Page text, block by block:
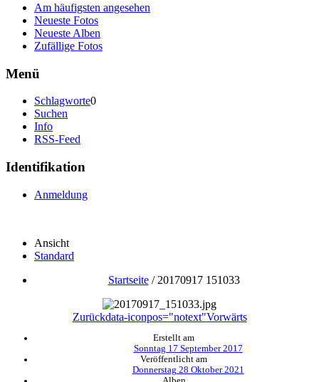
Am häufigsten angesehen
Neueste Fotos
Neueste Alben
Zufällige Fotos
Menü
Schlagworte0
Suchen
Info
RSS-Feed
Identifikation
Anmeldung
Ansicht
Standard
Startseite/ 20170917 151033
Zurückdata-iconpos="notext"Vorwärts
Erstellt am
Sonntag 17 September 2017
Veröffentlicht am
Donnerstag 28 Oktober 2021